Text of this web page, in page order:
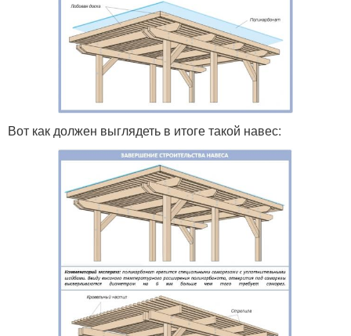
Вот как должен выглядеть в итоге такой навес: